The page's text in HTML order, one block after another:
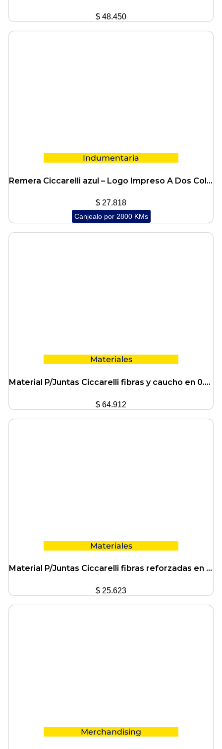
$ 48.450
Indumentaria
Remera Ciccarelli azul – Logo Impreso A Dos Colores
$ 27.818
Canjealo por 2800 KMs
Materiales
Material P/Juntas Ciccarelli fibras y caucho en 0.80mm
$ 64.912
Materiales
Material P/Juntas Ciccarelli fibras reforzadas en 1.60mm
$ 25.623
Merchandising